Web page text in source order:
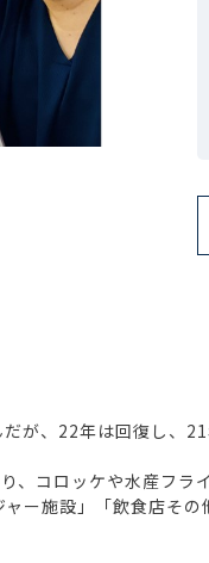
が、22年は回復し、
コロッケや水産フ
ー施設」「飲食店そ